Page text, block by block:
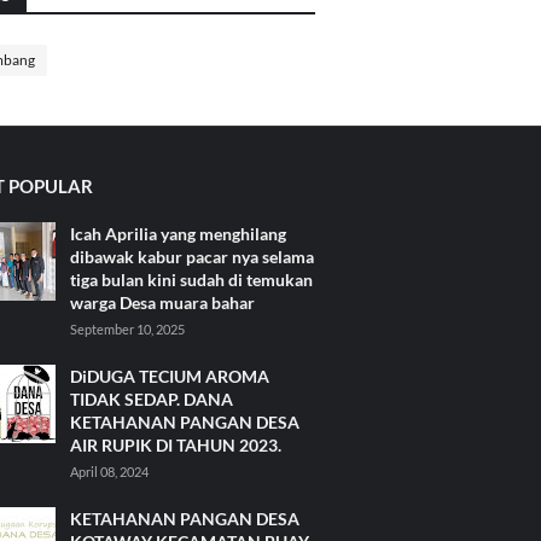
POPULAR
Icah Aprilia yang menghilang
dibawak kabur pacar nya selama
tiga bulan kini sudah di temukan
warga Desa muara bahar
September 10, 2025
DiDUGA TECIUM AROMA
TIDAK SEDAP. DANA
KETAHANAN PANGAN DESA
AIR RUPIK DI TAHUN 2023.
April 08, 2024
KETAHANAN PANGAN DESA